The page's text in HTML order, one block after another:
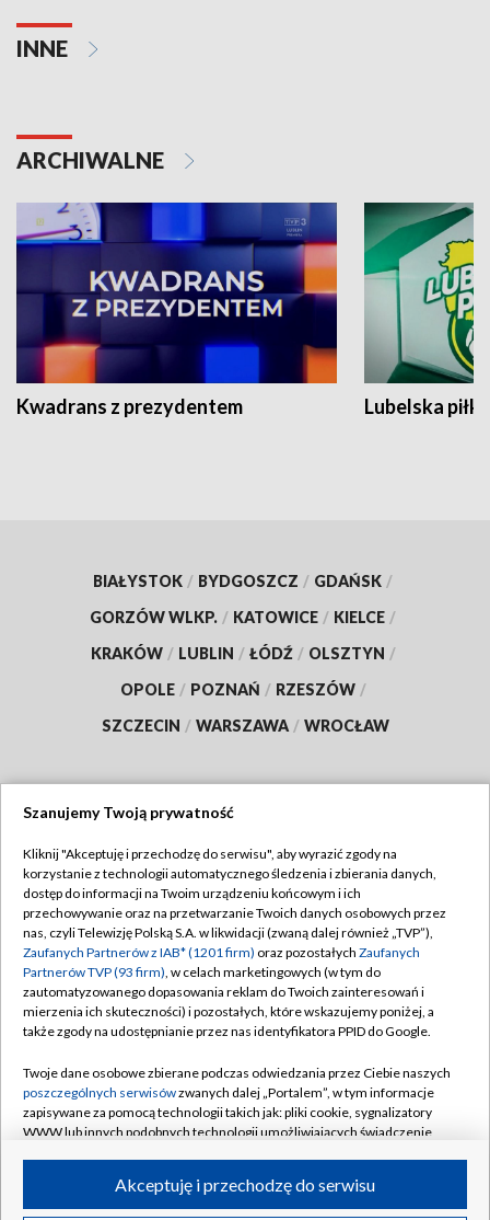
INNE
ARCHIWALNE
Kwadrans z prezydentem Lubelska piłka
BIAŁYSTOK / BYDGOSZCZ / GDAŃSK /
GORZÓW WLKP. / KATOWICE / KIELCE /
KRAKÓW / LUBLIN / ŁÓDŹ / OLSZTYN /
OPOLE / POZNAŃ / RZESZÓW /
SZCZECIN / WARSZAWA / WROCŁAW
TVP
Abonament TVP
Emisja w TVP
Centrum informacji TVP
Naziemna Telewizja Cyfrowa
Rada Programowa
System NOS
Informacje o nadawcy
Program dla prasy
Regulamin TVP
Polityka prywatności
Moje zgody
Pomoc
Kontakt
Kanały
Szanujemy Twoją prywatność
Kliknij "Akceptuję i przechodzę do serwisu", aby wyrazić zgody na
korzystanie z technologii automatycznego śledzenia i zbierania danych,
dostęp do informacji na Twoim urządzeniu końcowym i ich
przechowywanie oraz na przetwarzanie Twoich danych osobowych przez
nas, czyli Telewizję Polską S.A. w likwidacji (zwaną dalej również „TVP”),
Zaufanych Partnerów z IAB* (1201 firm) oraz pozostałych Zaufanych
Partnerów TVP (93 firm), w celach marketingowych (w tym do
zautomatyzowanego dopasowania reklam do Twoich zainteresowań i
mierzenia ich skuteczności) i pozostałych, które wskazujemy poniżej, a
także zgody na udostępnianie przez nas identyfikatora PPID do Google.
Twoje dane osobowe zbierane podczas odwiedzania przez Ciebie naszych
poszczególnych serwisówzwanych dalej „Portalem”, w tym informacje
zapisywane za pomocą technologii takich jak: pliki cookie, sygnalizatory
WWW lub innych podobnych technologii umożliwiających świadczenie
ruchu w Internecie.Akceptuję i przechodzę do serwisu